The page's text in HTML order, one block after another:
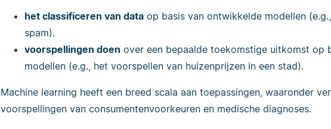
het classificeren van data op basis van ontwikkelde modellen
spam).
voorspellingen doen over een bepaalde toekomstige uitkomst op
modellen (e.g., het voorspellen van huizenprijzen in een stad).
Machine learning heeft een breed scala aan toepassingen, waaronder
voorspellingen van consumentenvoorkeuren en medische diagnoses.